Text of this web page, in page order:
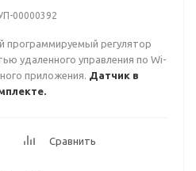
00000392
программируемый регулятор
удаленного управления по Wi-
приложения. Датчик в